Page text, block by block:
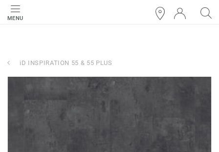
MENU
iD INSPIRATION 55 & 55 PLUS